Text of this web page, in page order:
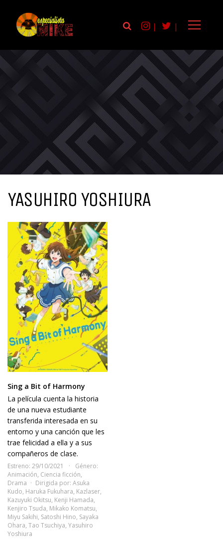
| |
YASUHIRO YOSHIURA
Sing a Bit of Harmony
La película cuenta la historia
de una nueva estudiante
transferida interesada en su
entorno y una canción que les
trae felicidad a ella y a sus
compañeros de clase.
Estreno: 29/10/2021
Género:
Animación, Ciencia ficción,
Drama
Dirigida por: Asuka
Kudo, Haruka Fukuhara, Kazlaser,
Kazuyuki Okitsu, Kenji Hamada,
Kenjiro Tsuda, Mikako Komatsu,
Miyu Sakihi, Satoshi Hino, Sayaka
Ohara, Tao Tsuchiya, Yasuhiro
Yoshiura